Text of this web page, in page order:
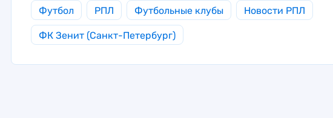
Футбол РПЛ Футбольные клубы Новости РПЛ
ФК Зенит (Санкт-Петербург)